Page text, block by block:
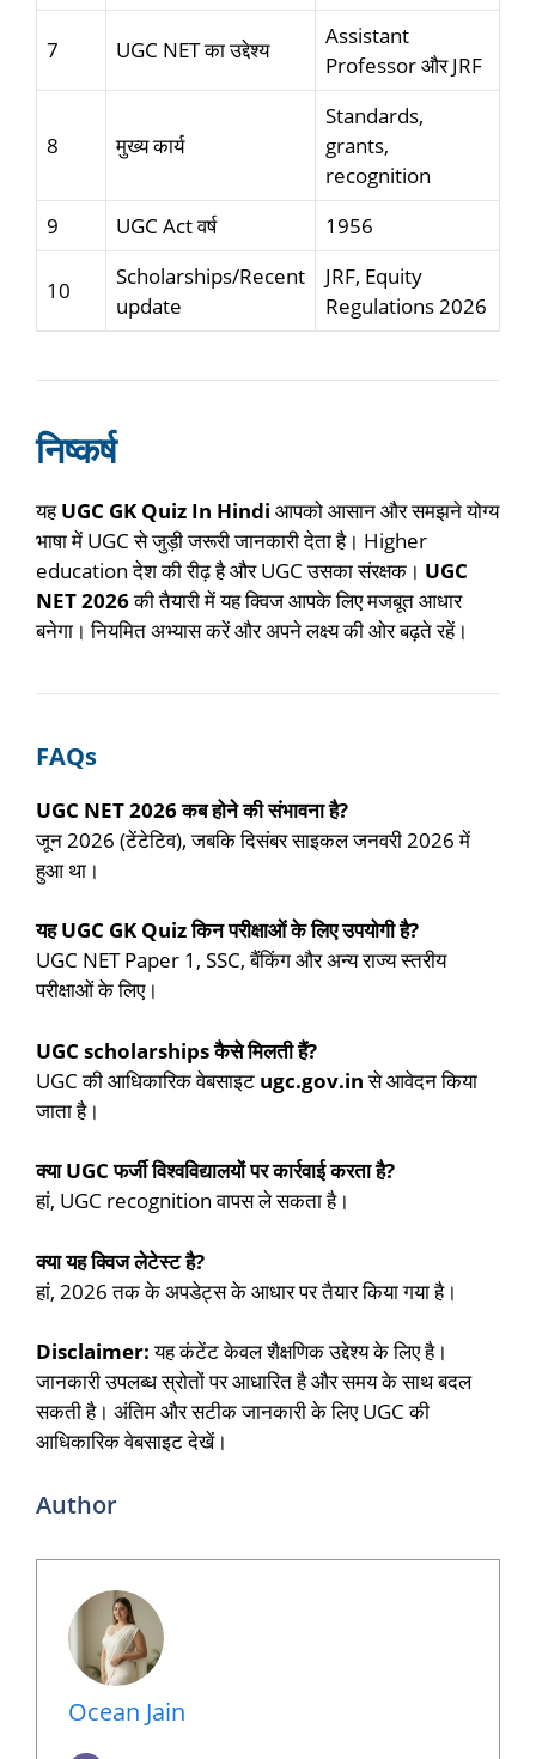
7 UGC NET का उद्देश्य
Assistant
Professor और JRF
8 मुख्य कार्य
Standards,
grants,
recognition
9
UGC Act वर्ष 1956
10
Scholarships/Recent
update
JRF, Equity
Regulations 2026
निष्कर्ष
यहUGC GK Quiz In Hindi आपको आसान और समझने योग्य
भाषा में UGC से जुड़ी जरूरी जानकारी देता है। Higher
education देश की रीढ़ है और UGC उसका संरक्षक। UGC
NET 2026की तैयारी में यह क्विज आपके लिए मजबूत आधार
बनेगा। नियमित अभ्यास करें और अपने लक्ष्य की ओर बढ़ते रहें।
FAQs
UGC NET 2026 कब होने की संभावना है?
जून 2026 (टेंटेटिव), जबकि दिसंबर साइकल जनवरी 2026 में
हुआ था।
यह UGC GK Quiz किन परीक्षाओं के लिए उपयोगी है?
UGC NET Paper 1, SSC, बैंकिंग और अन्य राज्य स्तरीय
परीक्षाओं के लिए।
UGC scholarships कैसे मिलती हैं?
UGC की आधिकारिक वेबसाइट ugc.gov.inसे आवेदन किया
जाता है।
क्या UGC फर्जी विश्वविद्यालयों पर कार्रवाई करता है?
हां, UGC recognition वापस ले सकता है।
क्या यह क्विज लेटेस्ट है?
हां, 2026 तक के अपडेट्स के आधार पर तैयार किया गया है।
Disclaimer:यह कंटेंट केवल शैक्षणिक उद्देश्य के लिए है।
जानकारी उपलब्ध स्रोतों पर आधारित है और समय के साथ बदल
सकती है। अंतिम और सटीक जानकारी के लिए UGC की
आधिकारिक वेबसाइट देखें।
Author
Ocean Jain